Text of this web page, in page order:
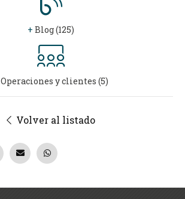
+ Blog (125)
Operaciones y clientes (5)
Volver al listado